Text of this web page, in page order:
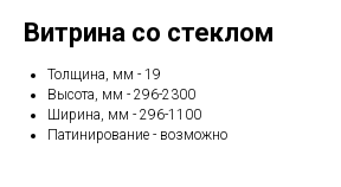
Витрина со стеклом
Толщина, мм - 19
Высота, мм - 296-2300
Ширина, мм - 296-1100
Патинирование - возможно